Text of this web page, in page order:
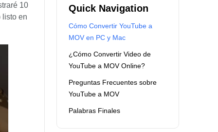
10
listo en
Quick Navigation
Cómo Convertir YouTube a
MOV en PC y Mac
¿Cómo Convertir Video de
YouTube a MOV Online?
Preguntas Frecuentes sobre
YouTube a MOV
Palabras Finales